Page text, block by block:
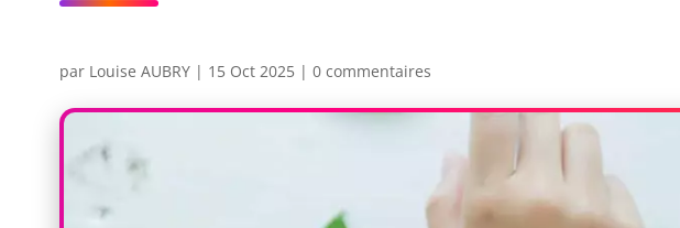
par Louise AUBRY| 15 Oct 2025| 0 commentaires